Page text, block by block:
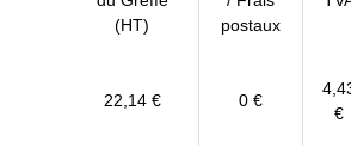
(HT)
postaux
22,14 € 0 €
€